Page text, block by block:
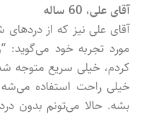
آقای علی، 60 ساله
آقای علی نیز که از
مورد تجربه خود می‌گوید:
کردم، خیلی سریع متوجه
خیلی راحت استفاده
بشه. حالا می‌تونم بدون